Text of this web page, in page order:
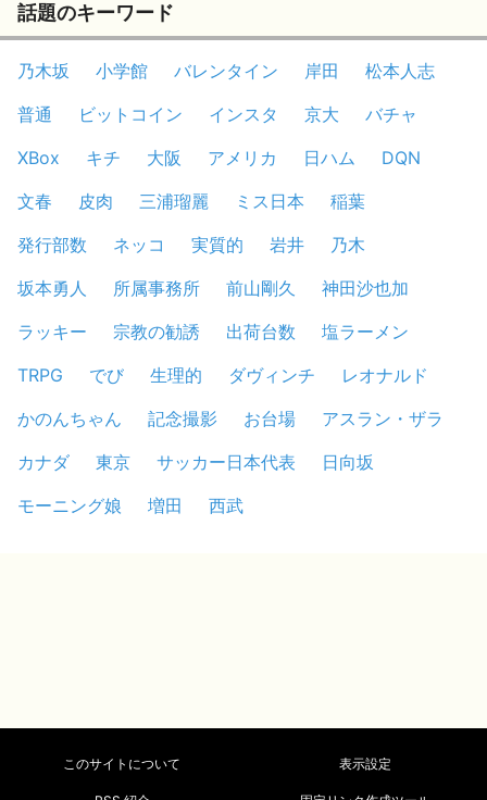
話題のキーワード
乃木坂 小学館 バレンタイン 岸田
松本人志
普通
ビットコイン インスタ 京大
バチャ
XBox
キチ 大阪 アメリカ 日ハム
DQN
文春
皮肉 三浦瑠麗 ミス日本
稲葉
発行部数
ネッコ 実質的 岩井
乃木
坂本勇人
所属事務所 前山剛久
神田沙也加
ラッキー
宗教の勧誘 出荷台数
塩ラーメン
TRPG
でび 生理的 ダヴィンチ
レオナルド
かのんちゃん
記念撮影 お台場
アスラン・ザラ
カナダ
東京 サッカー日本代表
日向坂
モーニング娘
増田 西武
このサイトについて 表示設定